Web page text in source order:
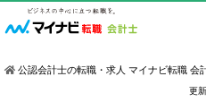
公認会計士の転職・求人 マイナビ転職 会
更